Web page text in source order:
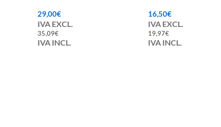
29,00€
IVA EXCL.
35,09€
IVA INCL.
16,50€
IVA EXCL.
19,97€
IVA INCL.